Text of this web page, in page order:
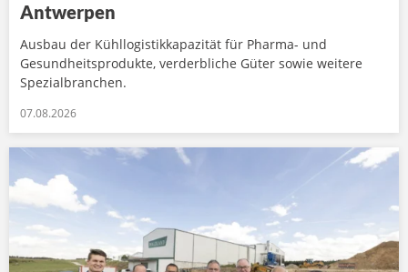
Antwerpen
Ausbau der Kühllogistikkapazität für Pharma- und
Gesundheitsprodukte, verderbliche Güter sowie weitere
Spezialbranchen.
07.08.2026